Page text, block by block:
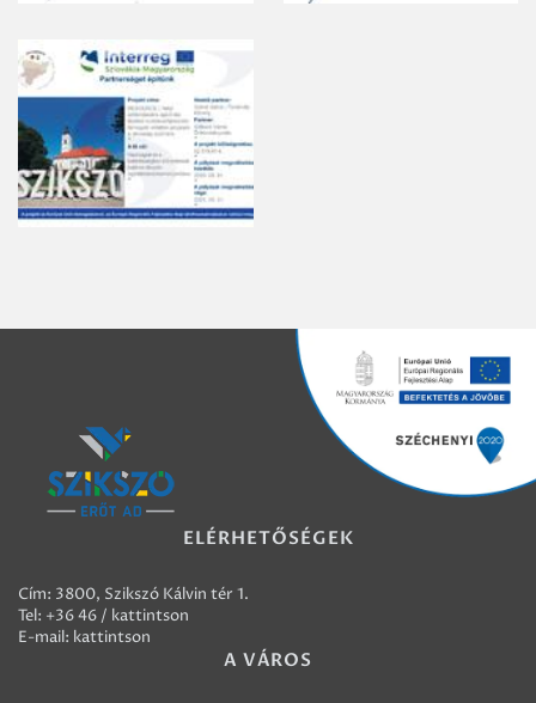
ELÉRHETŐSÉGEK
Cím: 3800, Szikszó Kálvin tér 1.
Tel: +36 46 / kattintson
E-mail: kattintson
A VÁROS